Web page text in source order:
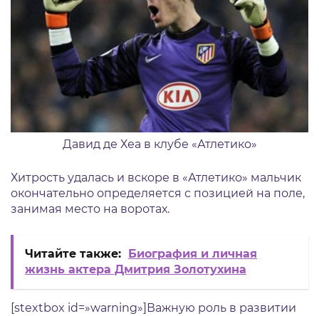
Давид де Хеа в клубе «Атлетико»
Хитрость удалась и вскоре в «Атлетико» мальчик
окончательно определяется с позицией на поле,
занимая место на воротах.
Читайте также: Биография и личная
жизнь актера Дмитрия Золотухина
[stextbox id=»warning»]Важную роль в развитии